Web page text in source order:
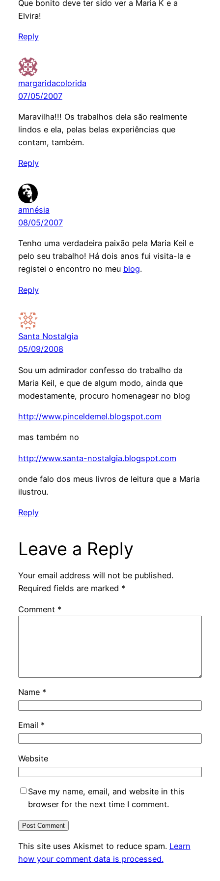
Que bonito deve ter sido ver a Maria K e a
Elvira!
Reply
margaridacolorida
07/05/2007
Maravilha!!! Os trabalhos dela são realmente
lindos e ela, pelas belas experiências que
contam, também.
Reply
amnésia
08/05/2007
Tenho uma verdadeira paixão pela Maria Keil e
pelo seu trabalho! Há dois anos fui visita-la e
registei o encontro no meu blog.
Reply
Santa Nostalgia
05/09/2008
Sou um admirador confesso do trabalho da
Maria Keil, e que de algum modo, ainda que
modestamente, procuro homenagear no blog
http://www.pinceldemel.blogspot.com
mas também no
http://www.santa-nostalgia.blogspot.com
onde falo dos meus livros de leitura que a Maria
ilustrou.
Reply
Leave a Reply
Your email address will not be published.
Required fields are marked *
Comment *
Name *
Email *
Website
Save my name, email, and website in this
browser for the next time I comment.
This site uses Akismet to reduce spam. Learn
how your comment data is processed.